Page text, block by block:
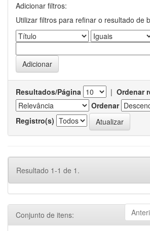
Adicionar filtros:
Utilizar filtros para refinar o resultado de
Resultados/Página | Ordenar
Ordenar
Registro(s)
Resultado 1-1 de 1.
Conjunto de itens: